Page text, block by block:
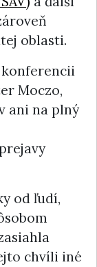
oblasti.
konferencii
Moczo,
ani na plný
od ľudí,
chvíli iné